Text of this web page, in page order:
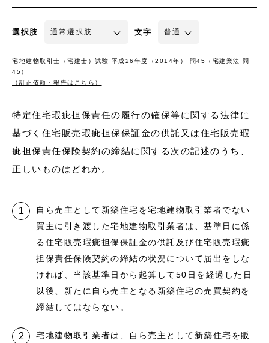
選択肢 文字
宅地建物取引士（宅建士）試験 平成26年度（2014年） 問45（宅建業法 問
45）
（訂正依頼・報告はこちら）
特定住宅瑕疵担保責任の履行の確保等に関する法律に
基づく住宅販売瑕疵担保保証金の供託又は住宅販売瑕
疵担保責任保険契約の締結に関する次の記述のうち、
正しいものはどれか。
自ら売主として新築住宅を宅地建物取引業者でない
買主に引き渡した宅地建物取引業者は、基準日に係
る住宅販売瑕疵担保保証金の供託及び住宅販売瑕疵
担保責任保険契約の締結の状況について届出をしな
ければ、当該基準日から起算して50日を経過した日
以後、新たに自ら売主となる新築住宅の売買契約を
締結してはならない。
宅地建物取引業者は、自ら売主として新築住宅を販